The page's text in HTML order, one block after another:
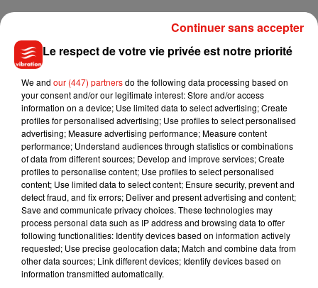
Il ne sera pas non plus utilisé pour un éventuel "passeport
vaccinal" facilitant les déplacements.
"Le cadre juridique ne prévoit pas cette possibilité"
le directeur de l'Assurance maladie, soulignant que"cet outil
ne sert qu'à la campagne vaccinale et n'a pas d'autre
utilisation".
(Avec AFP)
Musique
Le respect de votre vie privée est notre priorité
We and our (447) partnersdo the following data processing based on
your consent and/or our legitimate interest: Store and/or access
information on a device; Use limited data to select advertising; Create
profiles for personalised advertising; Use profiles to select personalised
advertising; Measure advertising performance; Measure content
performance; Understand audiences through statistics or combinations
of data from different sources; Develop and improve services; Create
profiles to personalise content; Use profiles to select personalised
content; Use limited data to select content; Ensure security, prevent and
detect fraud, and fix errors; Deliver and present advertising and content;
Save and communicate privacy choices. These technologies may
process personal data such as IP address and browsing data to offer
following functionalities: Identify devices based on information actively
requested; Use precise geolocation data; Match and combine data from
other data sources; Link different devices; Identify devices based on
information transmitted automatically.
Continuer sans accepter